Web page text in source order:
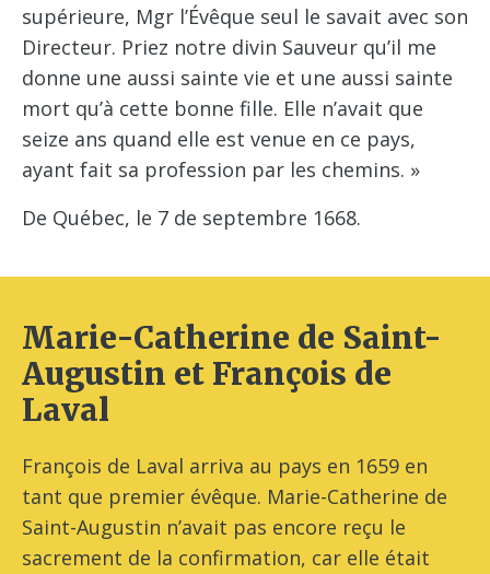
supérieure, Mgr l’Évêque seul le savait avec son
Directeur. Priez notre divin Sauveur qu’il me
donne une aussi sainte vie et une aussi sainte
mort qu’à cette bonne fille. Elle n’avait que
seize ans quand elle est venue en ce pays,
ayant fait sa profession par les chemins. »
De Québec, le 7 de septembre 1668.
Marie-Catherine de Saint-
Augustin et François de
Laval
François de Laval arriva au pays en 1659 en
tant que premier évêque. Marie-Catherine de
Saint-Augustin n’avait pas encore reçu le
sacrement de la confirmation, car elle était